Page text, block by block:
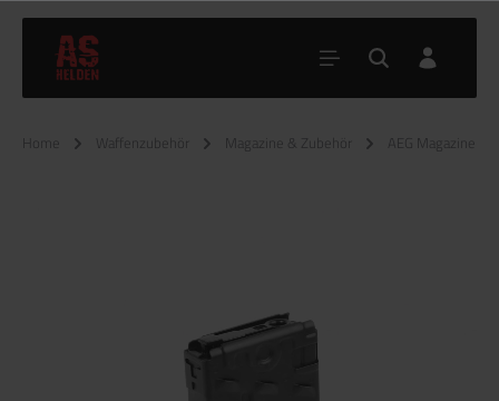
Home Waffenzubehör Magazine & Zubehör AEG Magazine